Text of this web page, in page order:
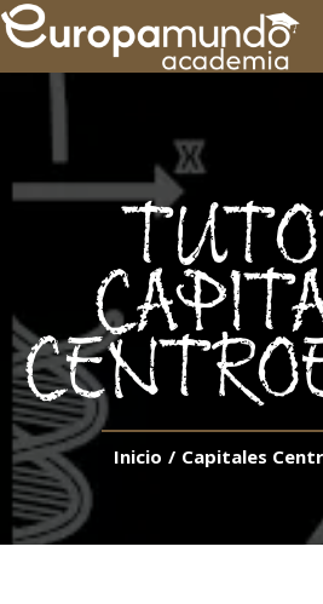
GUÍAS
CIRCUITOS
Inicio / Capitales